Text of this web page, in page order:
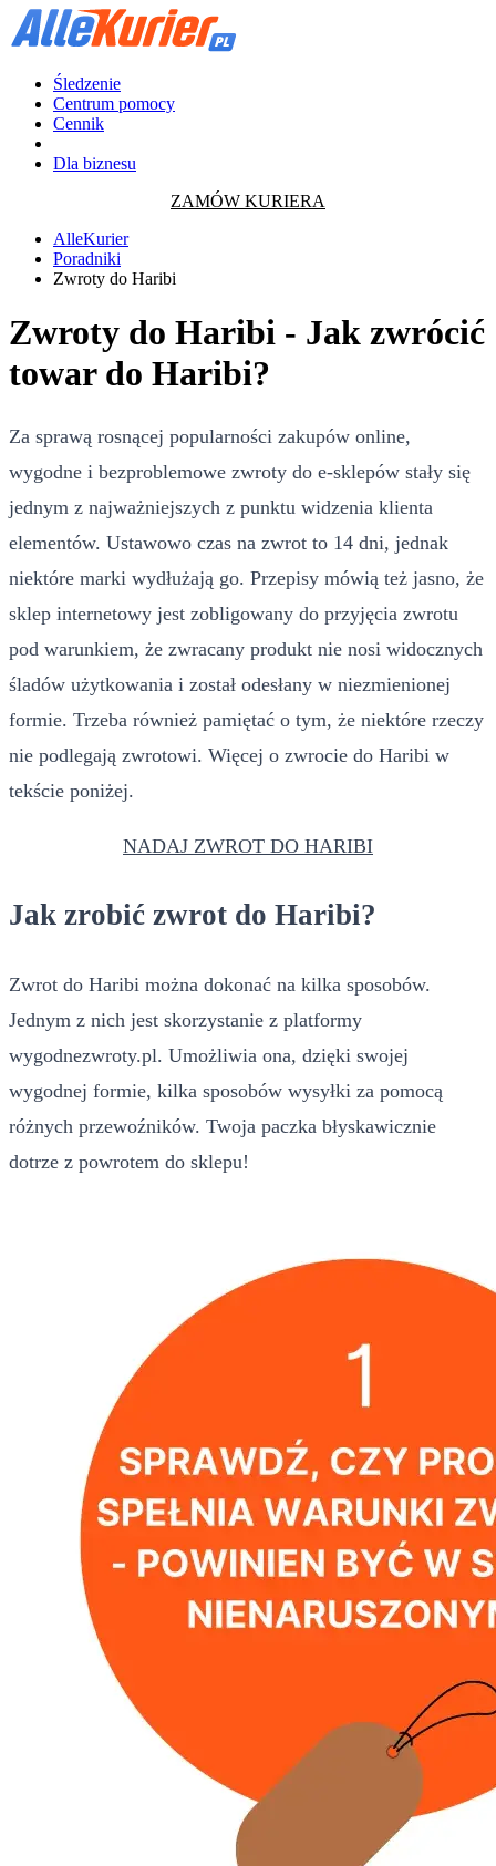
Śledzenie
Centrum pomocy
Cennik
Dla biznesu
ZAMÓW KURIERA
AlleKurier
Poradniki
Zwroty do Haribi
Zwroty do Haribi - Jak zwrócić
towar do Haribi?
Za sprawą rosnącej popularności zakupów online,
wygodne i bezproblemowe zwroty do e-sklepów stały się
jednym z najważniejszych z punktu widzenia klienta
elementów. Ustawowo czas na zwrot to 14 dni, jednak
niektóre marki wydłużają go. Przepisy mówią też jasno, że
sklep internetowy jest zobligowany do przyjęcia zwrotu
pod warunkiem, że zwracany produkt nie nosi widocznych
śladów użytkowania i został odesłany w niezmienionej
formie. Trzeba również pamiętać o tym, że niektóre rzeczy
nie podlegają zwrotowi. Więcej o zwrocie do Haribi w
tekście poniżej.
NADAJ ZWROT DO HARIBI
Jak zrobić zwrot do Haribi?
Zwrot do Haribi można dokonać na kilka sposobów.
Jednym z nich jest skorzystanie z platformy
wygodnezwroty.pl. Umożliwia ona, dzięki swojej
wygodnej formie, kilka sposobów wysyłki za pomocą
różnych przewoźników. Twoja paczka błyskawicznie
dotrze z powrotem do sklepu!